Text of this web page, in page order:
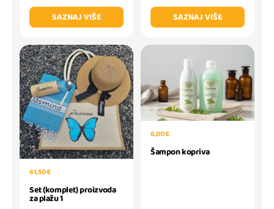
SAZNAJ VIŠE
SAZNAJ VIŠE
61,50 €
Set (komplet) proizvoda
za plažu 1
6,00 €
Šampon kopriva